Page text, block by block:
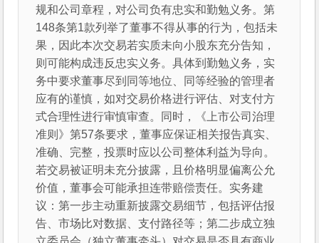
规和公司章程，对公司负有忠实和勤勉义务。第
148条第1款列举了董事不得从事的行为，包括未
果，因此本次交易若实质未向小股东充分告知，
则可能构成违反忠实义务。具体到勤勉义务，实
务中要求董事尽到同等地位、同等经验的管理者
应有的谨慎，如对交易价格进行评估、对支付方
式合理性进行审慎审查。同时，《上市公司治理
准则》第57条要求，董事应保证相关报告真实、
准确、完整，投票时应以公司整体利益为导向。
若交易被证明未充分披露，且价格明显偏离公允
价值，董事会可能承担连带赔偿责任。实务建
议：第一步主动重新披露交易细节，包括评估报
告、市场比对数据、支付路径等；第二步成立独